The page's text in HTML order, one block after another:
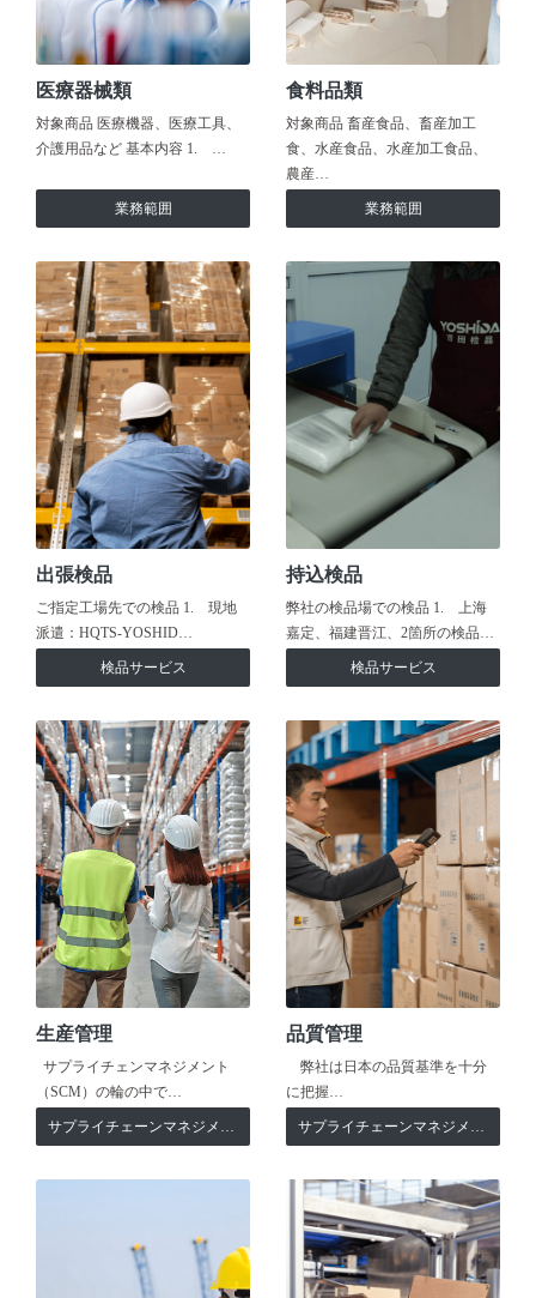
医療器械類
対象商品 医療機器、医療工具、
介護用品など 基本内容 1. …
業務範囲
食料品類
対象商品 畜産食品、畜産加工
食、水産食品、水産加工食品、
農産…
業務範囲
出張検品
ご指定工場先での検品 1. 現地
派遣：HQTS-YOSHID…
検品サービス
持込検品
弊社の検品場での検品 1. 上海
嘉定、福建晋江、2箇所の検品…
検品サービス
生産管理
サプライチェンマネジメント
（SCM）の輪の中で…
サプライチェーンマネジメント
品質管理
弊社は日本の品質基準を十分
に把握…
サプライチェーンマネジメント